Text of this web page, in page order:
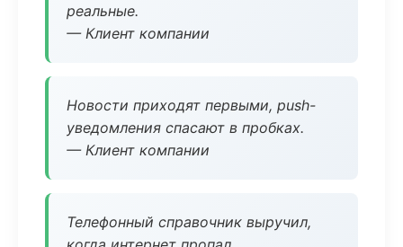
реальные.
— Клиент компании
Новости приходят первыми, push-
уведомления спасают в пробках.
— Клиент компании
Телефонный справочник выручил,